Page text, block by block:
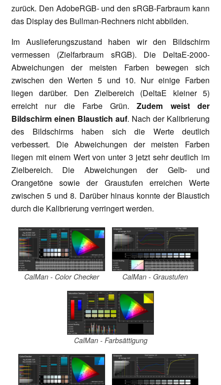
zurück. Den AdobeRGB- und den sRGB-Farbraum kann
das Display des Bullman-Rechners nicht abbilden.
Im Auslieferungszustand haben wir den Bildschirm
vermessen (Zielfarbraum sRGB). Die DeltaE-2000-
Abweichungen der meisten Farben bewegen sich
zwischen den Werten 5 und 10. Nur einige Farben
liegen darüber. Den Zielbereich (DeltaE kleiner 5)
erreicht nur die Farbe Grün.Zudem weist der
Bildschirm einen Blaustich auf. Nach der Kalibrierung
des Bildschirms haben sich die Werte deutlich
verbessert. Die Abweichungen der meisten Farben
liegen mit einem Wert von unter 3 jetzt sehr deutlich im
Zielbereich. Die Abweichungen der Gelb- und
Orangetöne sowie der Graustufen erreichen Werte
zwischen 5 und 8. Darüber hinaus konnte der Blaustich
durch die Kalibrierung verringert werden.
CalMan - Color Checker CalMan - Graustufen
CalMan - Farbsättigung